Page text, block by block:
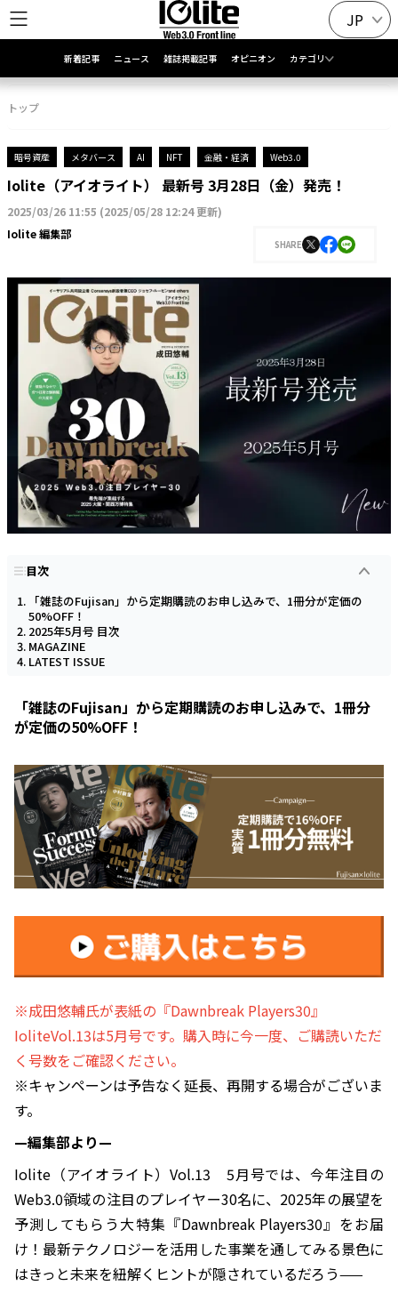
JP
新着記事 ニュース 雑誌掲載記事 オピニオン カテゴリ
トップ
暗号資産 メタバース AI NFT 金融・経済 Web3.0
Iolite（アイオライト） 最新号 3月28日（金）発売！
2025/03/26 11:55 (2025/05/28 12:24 更新)
Iolite 編集部
SHARE
目次
「雑誌のFujisan」から定期購読のお申し込みで、1冊分が定価の
50%OFF！
2025年5月号 目次
MAGAZINE
LATEST ISSUE
「雑誌のFujisan」から定期購読のお申し込みで、1冊分
が定価の50%OFF！
※成田悠輔氏が表紙の『Dawnbreak Players30』
IoliteVol.13は5月号です。購入時に今一度、ご購読いただ
く号数をご確認ください。
※キャンペーンは予告なく延長、再開する場合がございま
す。
—編集部より—
Iolite（アイオライト）Vol.13 5月号では、今年注目の
Web3.0領域の注目のプレイヤー30名に、2025年の展望を
予測してもらう大特集『Dawnbreak Players30』をお届
け！最新テクノロジーを活用した事業を通してみる景色に
はきっと未来を紐解くヒントが隠されているだろう——